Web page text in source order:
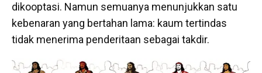
dikooptasi. Namun semuanya menunjukkan satu
kebenaran yang bertahan lama: kaum tertindas
tidak menerima penderitaan sebagai takdir.